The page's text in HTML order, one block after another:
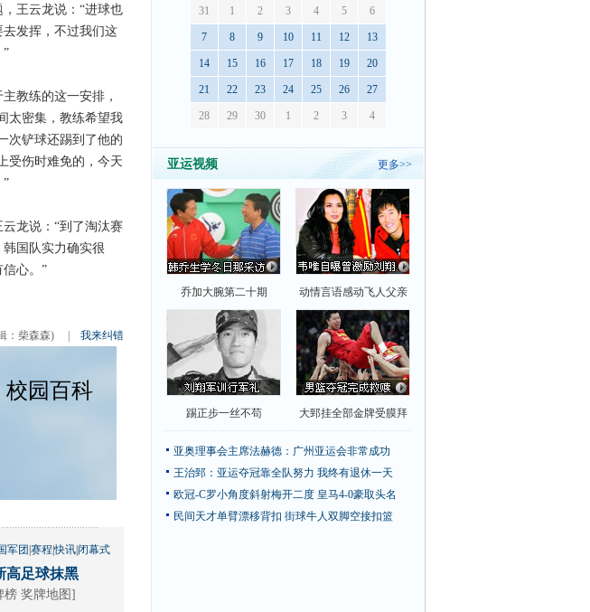
王云龙说：“进球也
发挥，不过我们这
教练的这一安排，
太密集，教练希望我
次铲球还踢到了他的
受伤时难免的，今天
龙说：“到了淘汰赛
国队实力确实很
心。”
：柴森森) 我来纠错
军团 赛程|快讯|闭幕式
高足球抹黑
榜 奖牌地图 ]
31 1 2 3 4 5 6
7 8 9 10 11 12 13
14 15 16 17 18 19 20
21 22 23 24 25 26 27
28 29 30 1 2 3 4
亚运视频 更多>>
乔加大腕第二十期 动情言语感动飞人父亲
踢正步一丝不苟 大郅挂全部金牌受膜拜
亚奥理事会主席法赫德：广州亚运会非常成功
王治郅：亚运夺冠靠全队努力 我终有退休一天
欧冠-C罗小角度斜射梅开二度 皇马4-0豪取头名
民间天才单臂漂移背扣 街球牛人双脚空接扣篮